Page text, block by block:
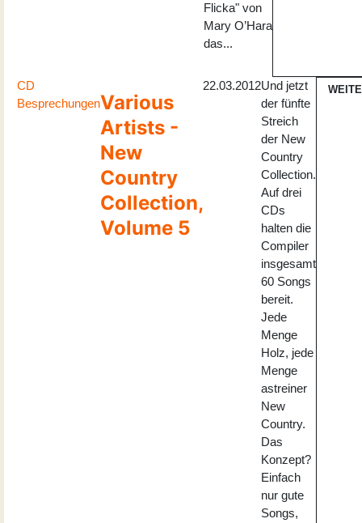
Flicka" von
Mary O’Hara
das...
CD
BesprechungenVarious
Artists -
New
Country
Collection,
Volume 5
22.03.2012Und jetzt
der fünfte
Streich
der New
Country
Collection.
Auf drei
CDs
halten die
Compiler
insgesamt
60 Songs
bereit.
Jede
Menge
Holz, jede
Menge
astreiner
New
Country.
Das
Konzept?
Einfach
nur gute
Songs,